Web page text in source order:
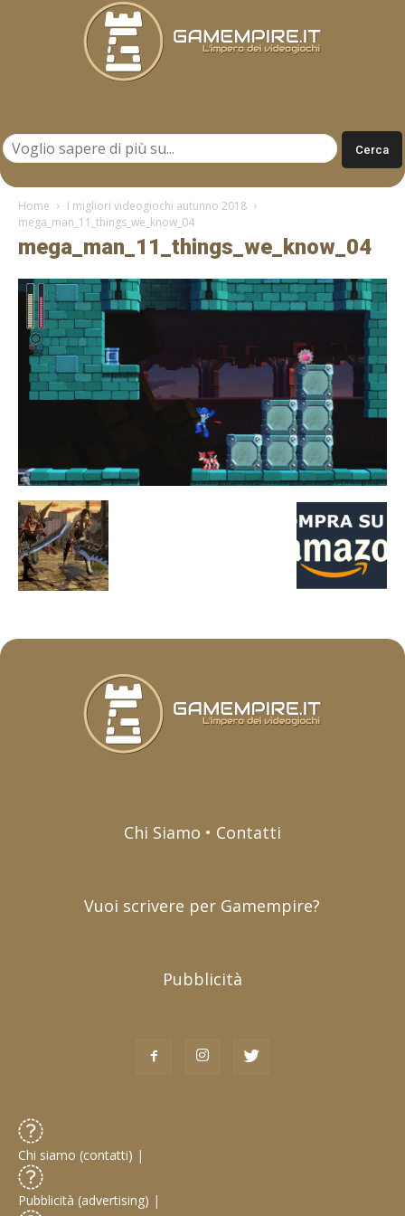
Home
I migliori videogiochi autunno 2018
mega_man_11_things_we_know_04
mega_man_11_things_we_know_04
Chi Siamo • Contatti
Vuoi scrivere per Gamempire?
Pubblicità
Chi siamo (contatti) |
Pubblicità (advertising) |